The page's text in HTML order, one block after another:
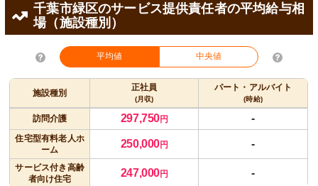
千葉市緑区のサービス提供責任者の平均給与相
場（施設種別）
平均値 中央値
施設種別
正社員
(月収)
パート・アルバイト
(時給)
訪問介護 297,750円 -
住宅型有料老人ホ
ーム
250,000円 -
サービス付き高齢
者向け住宅
247,000円 -